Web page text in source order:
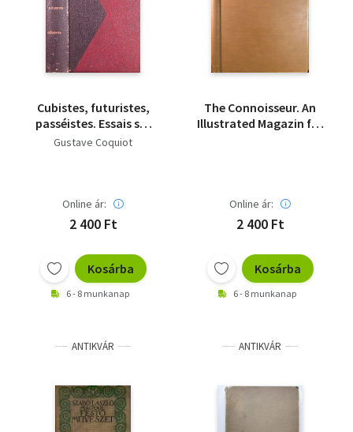
Cubistes, futuristes,
passéistes. Essais sur
le Jeune Peinture et la
Gustave Coquiot
Online ár:
2 400 Ft
Kosárba
6 - 8 munkanap
The Connoisseur. An
Illustrated Magazin for
Online ár:
2 400 Ft
Kosárba
6 - 8 munkanap
ANTIKVÁR ANTIKVÁR